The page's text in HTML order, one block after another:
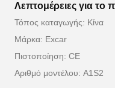
Λεπτομέρειες για το
Τόπος καταγωγής: Κίνα
Μάρκα: Excar
Πιστοποίηση: CE
Αριθμό μοντέλου: A1S2